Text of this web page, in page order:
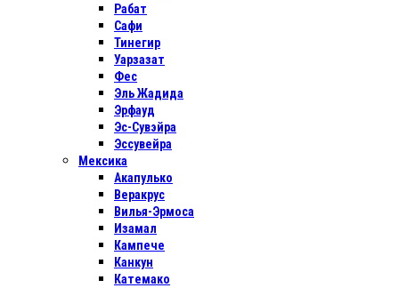
Рабат
Сафи
Тинегир
Уарзазат
Фес
Эль Жадида
Эрфауд
Эс-Сувэйра
Эссувейра
Мексика
Акапулько
Веракрус
Вилья-Эрмоса
Изамал
Кампече
Канкун
Катемако